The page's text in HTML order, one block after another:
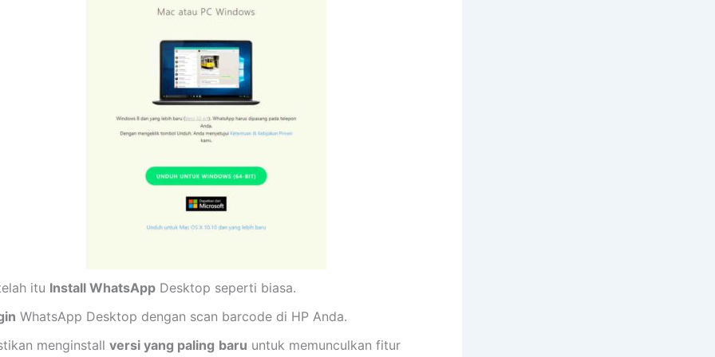
itu Install WhatsApp Desktop seperti biasa.
WhatsApp Desktop dengan scan barcode di HP Anda.
menginstall versi yang paling baru untuk memunculkan fitur